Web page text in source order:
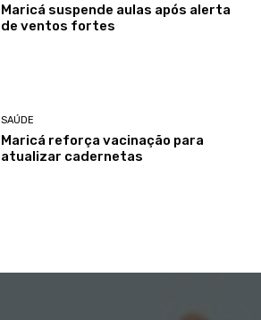
Maricá suspende aulas após alerta
de ventos fortes
SAÚDE
Maricá reforça vacinação para
atualizar cadernetas